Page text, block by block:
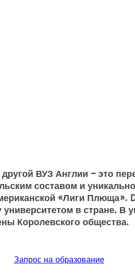
ВУЗ Англии – это
составом и
«Лиги Плюща».
в стране. В
Королевского общества.
Запрос на образование